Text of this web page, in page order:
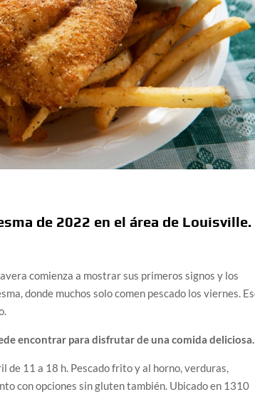
de 2022 en el área de Louisville.
comienza a mostrar sus primeros signos y los
donde muchos solo comen pescado los viernes.
encontrar para disfrutar de una comida deliciosa.
de 11 a 18 h. Pescado frito y al horno, verduras,
con opciones sin gluten también. Ubicado en 1310